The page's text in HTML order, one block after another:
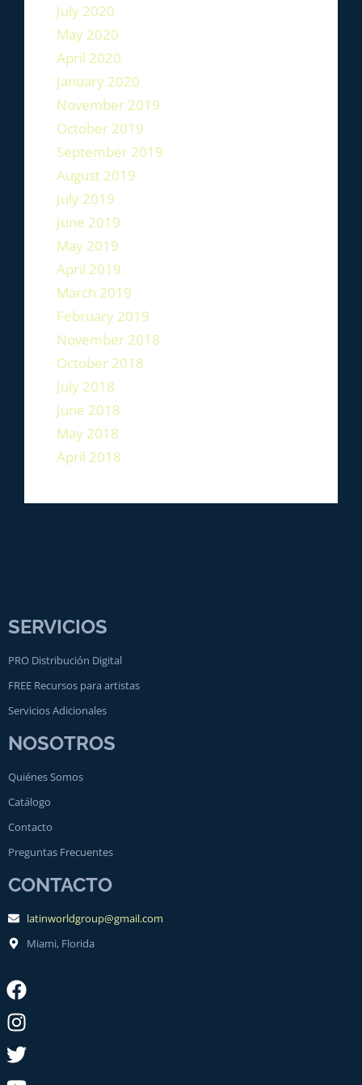
July 2020
May 2020
April 2020
January 2020
November 2019
October 2019
September 2019
August 2019
July 2019
June 2019
May 2019
April 2019
March 2019
February 2019
November 2018
October 2018
July 2018
June 2018
May 2018
April 2018
SERVICIOS
PRO Distribución Digital
FREE Recursos para artistas
Servicios Adicionales
NOSOTROS
Quiénes Somos
Catálogo
Contacto
Preguntas Frecuentes
CONTACTO
latinworldgroup@gmail.com
Miami, Florida